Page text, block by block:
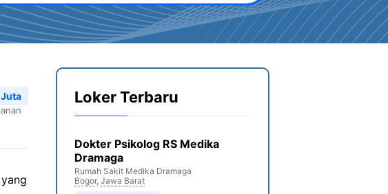
Loker Terbaru
Dokter Psikolog RS Medika
Dramaga
Rumah Sakit Medika Dramaga
Bogor, Jawa Barat